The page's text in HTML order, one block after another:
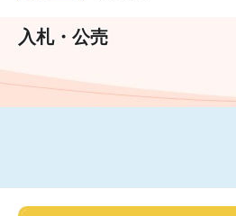
文
入札・公売